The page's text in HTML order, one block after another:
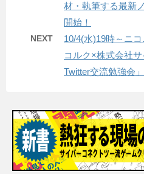
材・執筆する最新
開始！
NEXT
10/4(水)19時～ニ
コルク×株式会社
Twitter交流勉強会